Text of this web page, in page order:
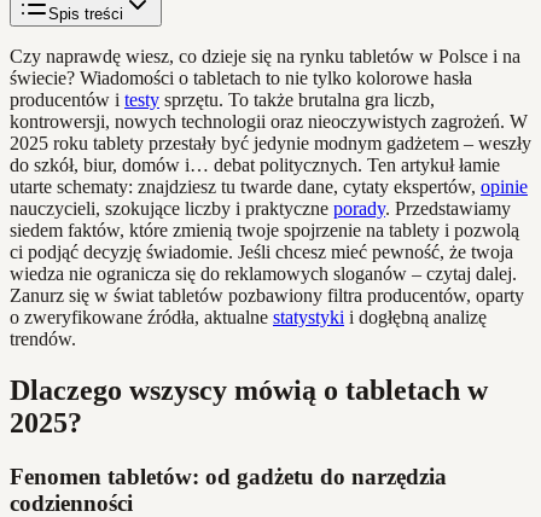
Spis treści
Czy naprawdę wiesz, co dzieje się na rynku tabletów w Polsce i na
świecie? Wiadomości o tabletach to nie tylko kolorowe hasła
producentów i testy sprzętu. To także brutalna gra liczb,
kontrowersji, nowych technologii oraz nieoczywistych zagrożeń. W
2025 roku tablety przestały być jedynie modnym gadżetem – weszły
do szkół, biur, domów i… debat politycznych. Ten artykuł łamie
utarte schematy: znajdziesz tu twarde dane, cytaty ekspertów, opinie
nauczycieli, szokujące liczby i praktyczne porady. Przedstawiamy
siedem faktów, które zmienią twoje spojrzenie na tablety i pozwolą
ci podjąć decyzję świadomie. Jeśli chcesz mieć pewność, że twoja
wiedza nie ogranicza się do reklamowych sloganów – czytaj dalej.
Zanurz się w świat tabletów pozbawiony filtra producentów, oparty
o zweryfikowane źródła, aktualne statystyki i dogłębną analizę
trendów.
Dlaczego wszyscy mówią o tabletach w
2025?
Fenomen tabletów: od gadżetu do narzędzia
codzienności